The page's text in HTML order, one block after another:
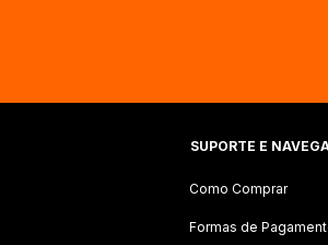
SUPORTE E
Como Comprar
Formas de